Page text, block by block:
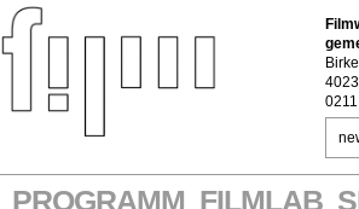
PROGRAMM FILMLAB